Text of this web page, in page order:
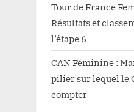
Tour de France
Résultats et
l’étape 6
CAN Féminine :
pilier sur lequel le
compter